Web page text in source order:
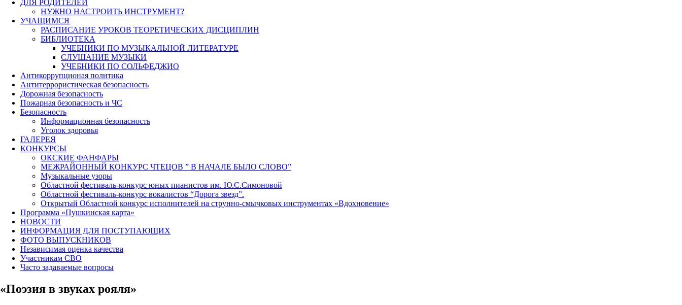
ДЛЯ РОДИТЕЛЕЙ
НУЖНО НАСТРОИТЬ ИНСТРУМЕНТ?
УЧАЩИМСЯ
РАСПИСАНИЕ УРОКОВ ТЕОРЕТИЧЕСКИХ ДИСЦИПЛИН
БИБЛИОТЕКА
УЧЕБНИКИ ПО МУЗЫКАЛЬНОЙ ЛИТЕРАТУРЕ
СЛУШАНИЕ МУЗЫКИ
УЧЕБНИКИ ПО СОЛЬФЕДЖИО
Антикоррупционая политика
Антитеррористическая безопасность
Дорожная безопасность
Пожарная безопасность и ЧС
Безопасность
Информационная безопасность
Уголок здоровья
ГАЛЕРЕЯ
КОНКУРСЫ
ОКСКИЕ ФАНФАРЫ
МЕЖРАЙОННЫЙ КОНКУРС ЧТЕЦОВ ” В НАЧАЛЕ БЫЛО СЛОВО”
Музыкальные узоры
Областной фестиваль-конкурс юных пианистов им. Ю.С.Симоновой
Областной фестиваль-конкурс вокалистов “Дорога звезд”.
Открытый Областной конкурс исполнителей на струнно-смычковых инструментах «Вдохновение»
Программа «Пушкинская карта»
НОВОСТИ
ИНФОРМАЦИЯ ДЛЯ ПОСТУПАЮЩИХ
ФОТО ВЫПУСКНИКОВ
Независимая оценка качества
Участникам СВО
Часто задаваемые вопросы
«Поэзия в звуках рояля»